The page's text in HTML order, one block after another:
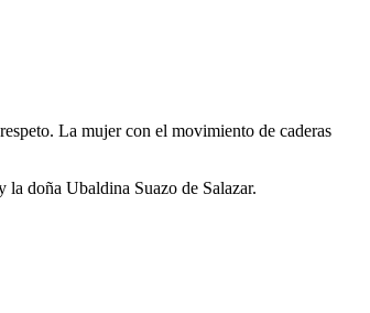
La mujer con el movimiento de caderas
doña Ubaldina Suazo de Salazar.